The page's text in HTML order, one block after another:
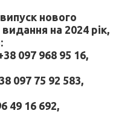
нового
на 2024 рік,
097 968 95 16,
097 75 92 583,
49 16 692,